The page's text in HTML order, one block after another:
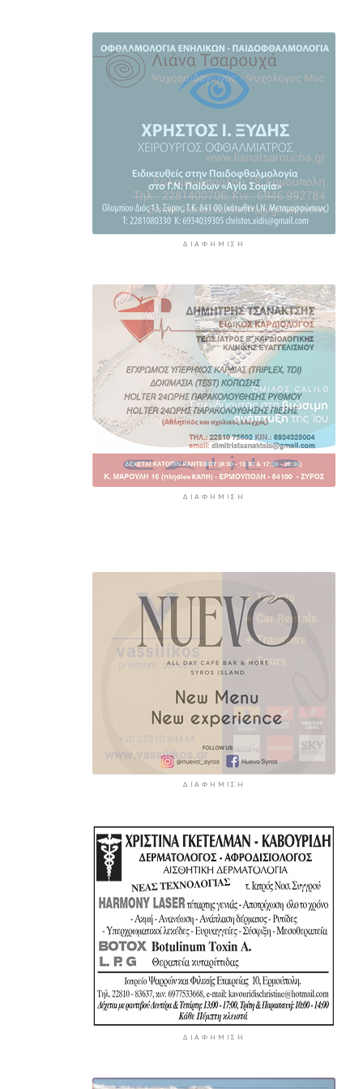
Έρευνα ΕΟΤ: Η Ελλάδα στις
κορυφαίες επιλογές των
Ευρώπαίων ταξιδιωτών
4 ώρες 9 λεπτά πρίν
Μετρό Αθήνας: 29,4 χλμ. νέων
σιδηροτροχιών – Στο τελικό
στάδιο η αναβάθμιση
4 ώρες 43 λεπτά πρίν
Άνδρος: Εικαστικό «Φως εκ
φωτός» στο Ίδρυμα Π. και Μ.
Το κλίμα του 20ού αιώνα έχει
εξαφανιστεί στην Ευρώπη
6 ώρες 37 λεπτά πρίν
ΔΙΑΦΉΜΙΣΗ
ΔΙΑΦΉΜΙΣΗ
ΔΙΑΦΉΜΙΣΗ
ΔΙΑΦΉΜΙΣΗ